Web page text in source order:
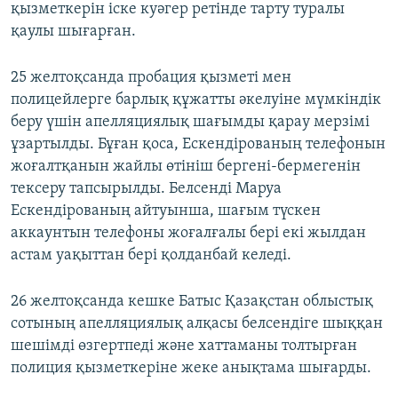
қызметкерін іске куәгер ретінде тарту туралы
қаулы шығарған.
25 желтоқсанда пробация қызметі мен
полицейлерге барлық құжатты әкелуіне мүмкіндік
беру үшін апелляциялық шағымды қарау мерзімі
ұзартылды. Бұған қоса, Ескендірованың телефонын
жоғалтқанын жайлы өтініш бергені-бермегенін
тексеру тапсырылды. Белсенді Маруа
Ескендірованың айтуынша, шағым түскен
аккаунтын телефоны жоғалғалы бері екі жылдан
астам уақыттан бері қолданбай келеді.
26 желтоқсанда кешке Батыс Қазақстан облыстық
сотының апелляциялық алқасы белсендіге шыққан
шешімді өзгертпеді және хаттаманы толтырған
полиция қызметкеріне жеке анықтама шығарды.